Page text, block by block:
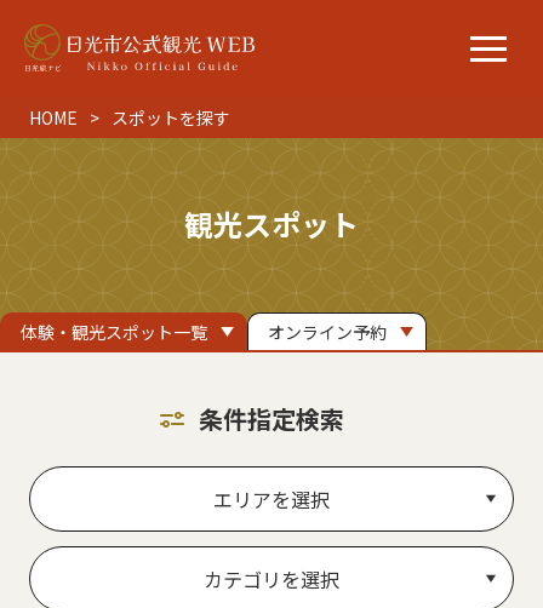
HOME スポットを探す
観光スポット
体験・観光スポット一覧 オンライン予約
条件指定検索
エリアを選択
カテゴリを選択